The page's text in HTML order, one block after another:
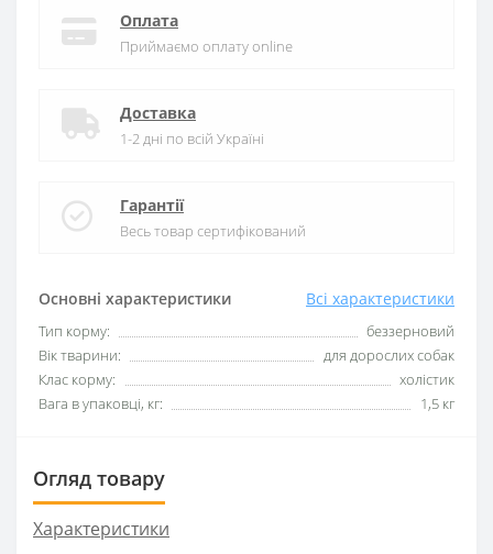
Основні характеристики Всі характеристики
Тип корму:
беззерновий
Вік тварини:
для дорослих собак
Клас корму:
холістик
Вага в упаковці, кг:
1,5 кг
Оплата
Приймаємо оплату online
Доставка
1-2 дні по всій Україні
Гарантії
Весь товар сертифікований
Огляд товару
Характеристики